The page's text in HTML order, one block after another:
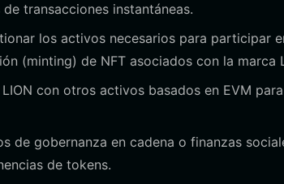
transacciones instantáneas.
los activos necesarios para participar
(minting) de NFT asociados con la marca
con otros activos basados en EVM para
de gobernanza en cadena o finanzas
de tokens.